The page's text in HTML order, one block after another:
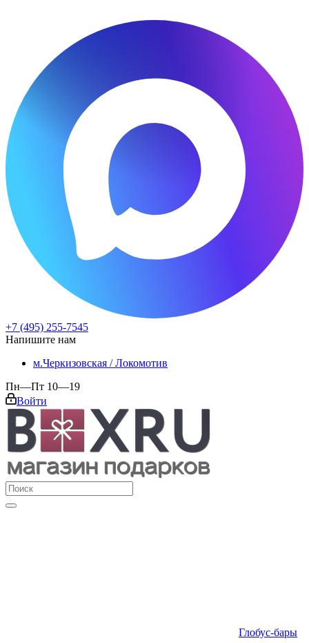
+7 (495) 255-7545
Напишите нам
м.Черкизовская / Локомотив
Пн—Пт 10—19
Войти
Глобус-бары